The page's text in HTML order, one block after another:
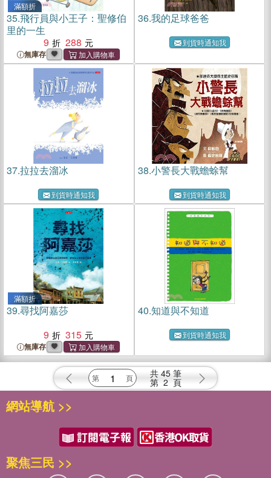
滿額折
35.飛行員與小王子：聖修伯
里的一生
9
288
無庫存
36.我的足球爸爸
到貨時通知我
37.拉拉去溜冰
到貨時通知我
38.小警長大戰蟾蜍幫
到貨時通知我
滿額折
39.尋找阿嘉莎
9
315
無庫存
40.知道與不知道
到貨時通知我
共 45 筆
第 2 頁
網站導航 >>
聚焦三民 >>